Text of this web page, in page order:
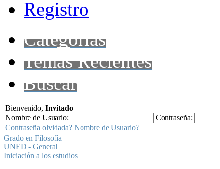
Registro
Categorías
Temas Recientes
Buscar
Bienvenido, Invitado
Nombre de Usuario:
Contraseña:
Contraseña olvidada? Nombre de Usuario?
Grado en Filosofía
UNED - General
Iniciación a los estudios